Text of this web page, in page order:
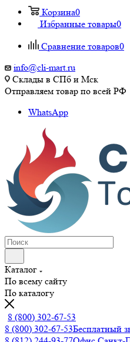
Корзина0
Избранные товары0
Сравнение товаров0
info@cli-mart.ru
Склады в СПб и Мск
Отправляем товар по всей РФ
WhatsApp
Каталог
По всему сайту
По каталогу
8 (800) 302-67-53
8 (800) 302-67-53Бесплатный